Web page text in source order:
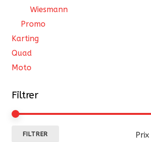
Wiesmann
Promo
Karting
Quad
Moto
Filtrer
FILTRER Prix